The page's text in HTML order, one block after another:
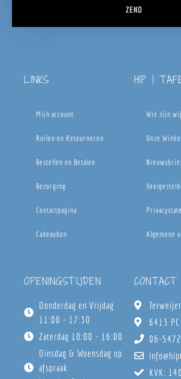
ZEND
LINKS
Mijn account
Ruilen en Retourneren
Bestellen en Betalen
Bezorging
Contactpagina
Cadeaubon
HIP |
Wie zijn
Onze
Algemene
OPENINGSTIJDEN
Donderdag en Vrijdag
11:00 - 17:30
Zaterdag 10:00 - 16:00
Dinsdag & Woensdag op
afspraak
CONTACT
6413
06-
KVK: